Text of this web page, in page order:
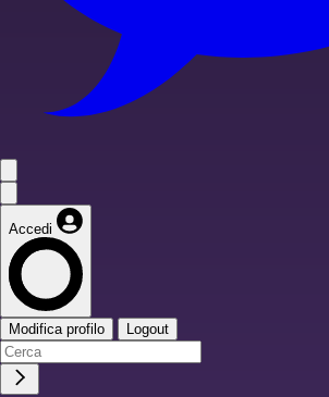
Accedi
Modifica profilo Logout